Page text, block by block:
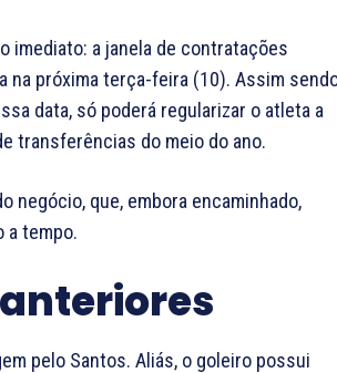
imediato: a janela de contratações
na próxima terça-feira (10). Assim
data, só poderá regularizar o atleta a
transferências do meio do ano.
negócio, que, embora encaminhado,
a tempo.
pelo Santos. Aliás, o goleiro possui